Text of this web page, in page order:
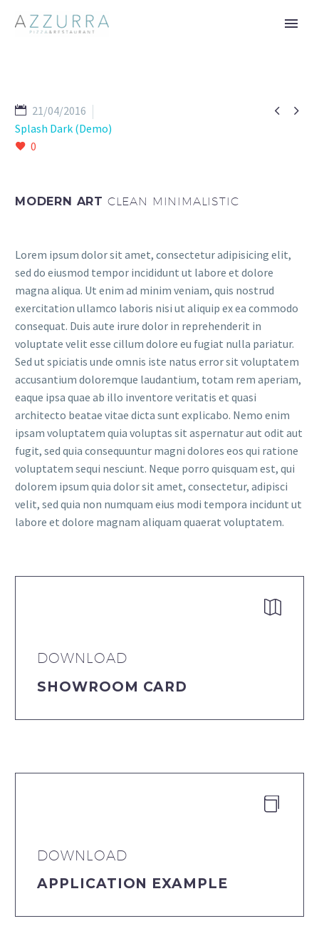
 
21/04/2016
Splash Dark (Demo)
0
MODERN ART CLEAN MINIMALISTIC
Lorem ipsum dolor sit amet, consectetur adipisicing elit,
sed do eiusmod tempor incididunt ut labore et dolore
magna aliqua. Ut enim ad minim veniam, quis nostrud
exercitation ullamco laboris nisi ut aliquip ex ea commodo
consequat. Duis aute irure dolor in reprehenderit in
voluptate velit esse cillum dolore eu fugiat nulla pariatur.
Sed ut spiciatis unde omnis iste natus error sit voluptatem
accusantium doloremque laudantium, totam rem aperiam,
eaque ipsa quae ab illo inventore veritatis et quasi
architecto beatae vitae dicta sunt explicabo. Nemo enim
ipsam voluptatem quia voluptas sit aspernatur aut odit aut
fugit, sed quia consequuntur magni dolores eos qui ratione
voluptatem sequi nesciunt. Neque porro quisquam est, qui
dolorem ipsum quia dolor sit amet, consectetur, adipisci
velit, sed quia non numquam eius modi tempora incidunt ut
labore et dolore magnam aliquam quaerat voluptatem.


DOWNLOAD
SHOWROOM CARD


DOWNLOAD
APPLICATION EXAMPLE